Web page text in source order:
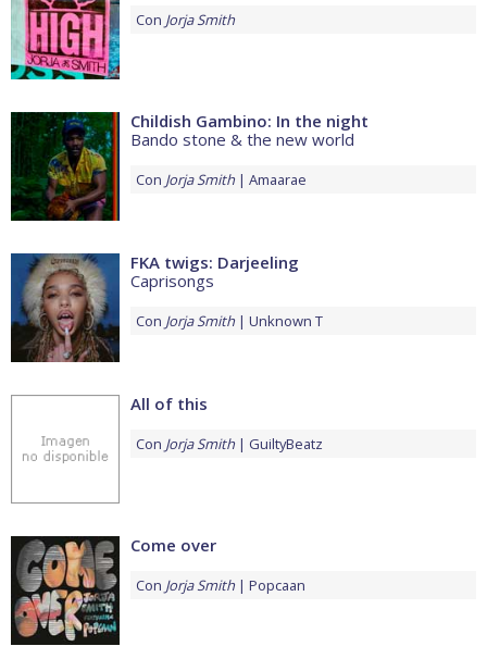
Con Jorja Smith
Childish Gambino: In the night
Bando stone & the new world
Con Jorja Smith Amaarae
FKA twigs: Darjeeling
Caprisongs
Con Jorja Smith Unknown T
All of this
Con Jorja Smith GuiltyBeatz
Come over
Con Jorja Smith Popcaan